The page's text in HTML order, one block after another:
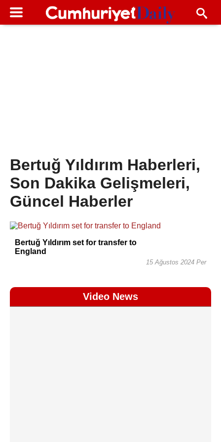
Bertuğ Yıldırım Haberleri,
Son Dakika Gelişmeleri,
Güncel Haberler
Bertuğ Yıldırım set for transfer to
England
15 Ağustos 2024 Per
Video News